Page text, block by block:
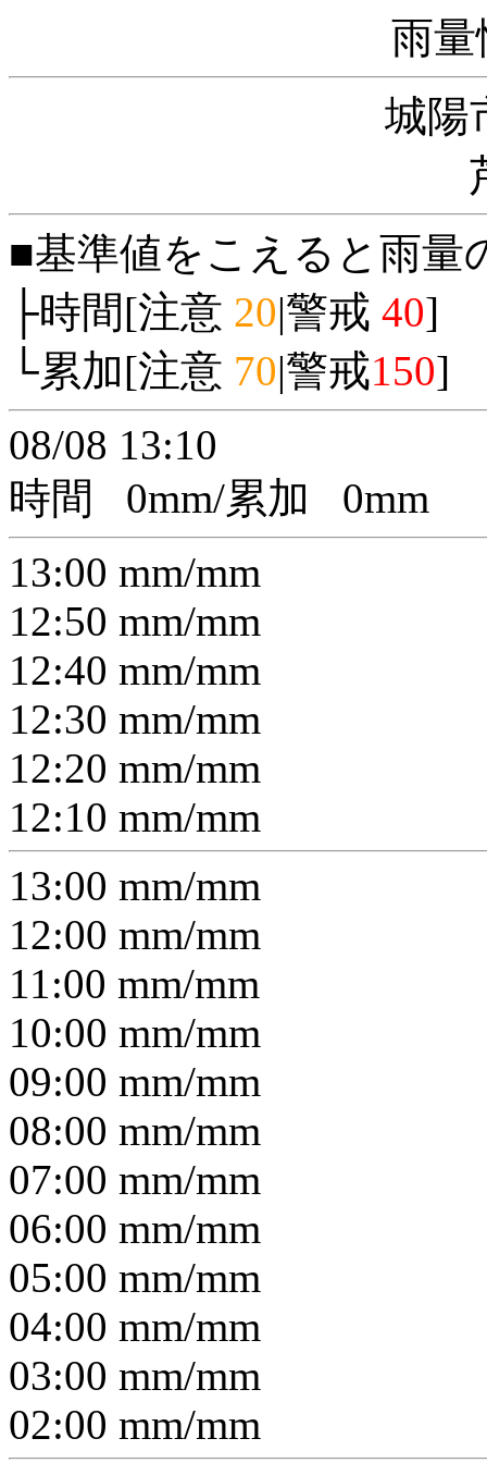
雨量
城陽
■基準値をこえると雨量
├時間[注意 20|警戒 40]
└累加[注意 70|警戒150]
08/08 13:10
時間
0mm/累加 0mm
13:00 mm/mm
12:50 mm/mm
12:40 mm/mm
12:30 mm/mm
12:20 mm/mm
12:10 mm/mm
13:00 mm/mm
12:00 mm/mm
11:00 mm/mm
10:00 mm/mm
09:00 mm/mm
08:00 mm/mm
07:00 mm/mm
06:00 mm/mm
05:00 mm/mm
04:00 mm/mm
03:00 mm/mm
02:00 mm/mm